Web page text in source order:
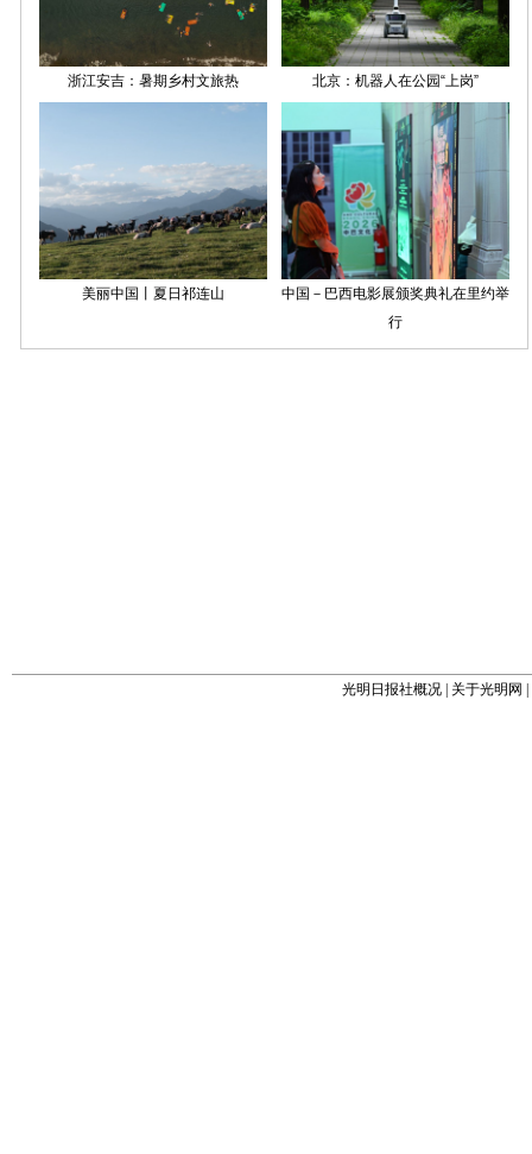
光明日报社概况 关于光明网